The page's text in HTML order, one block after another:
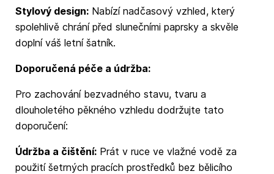
Stylový design:Nabízí nadčasový vzhled, který
spolehlivě chrání před slunečními paprsky a skvěle
doplní váš letní šatník.
Doporučená péče a údržba:
Pro zachování bezvadného stavu, tvaru a
dlouholetého pěkného vzhledu dodržujte tato
doporučení:
Údržba a čištění:Prát v ruce ve vlažné vodě za
použití šetrných pracích prostředků bez bělicího